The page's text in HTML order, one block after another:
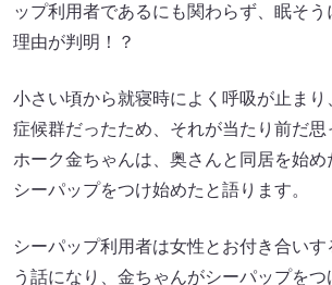
ップ利用者であるにも関わらず、眠そ
理由が判明！？
小さい頃から就寝時によく呼吸が止まり
症候群だったため、それが当たり前だ思
ホーク金ちゃんは、奥さんと同居を始め
シーパップをつけ始めたと語ります。
シーパップ利用者は女性とお付き合い
う話になり、金ちゃんがシーパップを